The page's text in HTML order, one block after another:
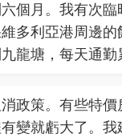
個月。我有次臨
多利亞港周邊的
龍塘，每天通勤
政策。有些特價
變就虧大了。我